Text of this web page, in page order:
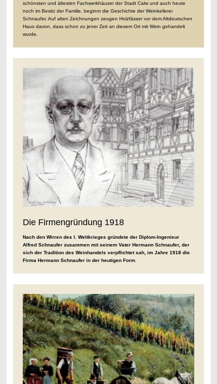
schönsten und ältesten Fachwerkhäuser der Stadt Calw und auch heute
noch im Besitz der Familie, beginnt die Geschichte der Weinkellerei
Schnaufer. Auf alten Zeichnungen zeugen Holzfässer vor dem Altdeutschen
Haus davon, dass schon zu jener Zeit an diesem Ort mit Wein gehandelt
wurde.
Die Firmengründung 1918
Nach den Wirren des I. Weltkrieges gründete der Diplom-Ingenieur
Alfred Schnaufer zusammen mit seinem Vater Hermann Schnaufer, der
sich der Tradition des Weinhandels verpflichtet sah, im Jahre 1918 die
Firma Hermann Schnaufer in der heutigen Form.